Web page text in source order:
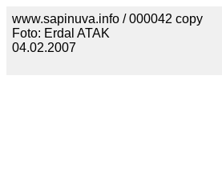
www.sapinuva.info / 000042 copy
Foto: Erdal ATAK
04.02.2007